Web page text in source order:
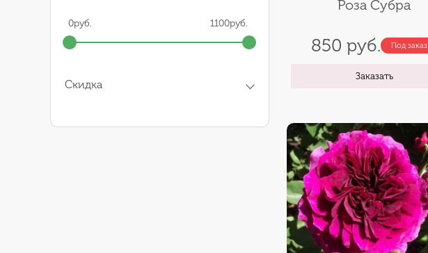
0руб. 1100руб.
Скидка
Роза Субра
850 руб. Под заказ
Заказать